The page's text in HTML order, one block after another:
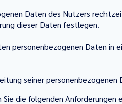
Daten des Nutzers
dieser Daten festlegen.
personenbezogenen Daten in
seiner
die folgenden Anforderungen